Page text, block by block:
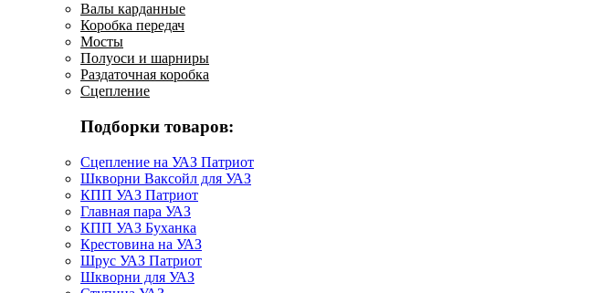
Валы карданные
Коробка передач
Мосты
Полуоси и шарниры
Раздаточная коробка
Сцепление
Подборки товаров:
Сцепление на УАЗ Патриот
Шкворни Ваксойл для УАЗ
КПП УАЗ Патриот
Главная пара УАЗ
КПП УАЗ Буханка
Крестовина на УАЗ
Шрус УАЗ Патриот
Шкворни для УАЗ